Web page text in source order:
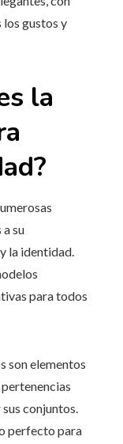
los gustos y
la
a su
la identidad.
para todos
son elementos
conjuntos.
perfecto para